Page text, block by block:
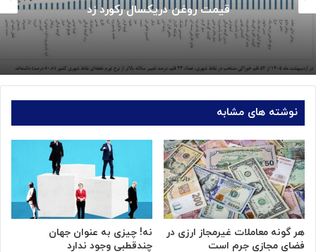
روغن دریکسال رکورد زد
نوشته های مشابه
هر گونه معاملات غیرمجاز ارزی در
فضای مجازی جرم است
نه! چیزی به عنوان جهان
چندقطبی وجود ندارد